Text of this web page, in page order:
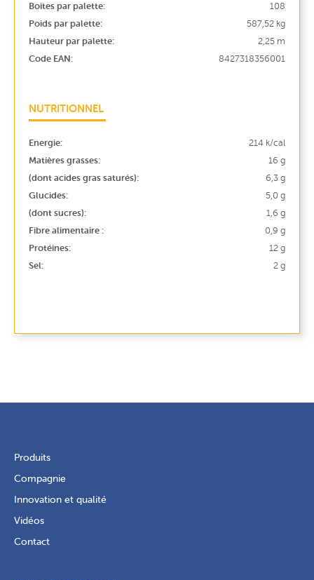
Boites par palette: 108
Poids par palette: 587,52 kg
Hauteur par palette: 2,25 m
Code EAN: 8427318356001
NUTRITIONNEL
Energie: 214 k/cal
Matières grasses: 16 g
(dont acides gras saturés): 6,3 g
Glucides: 5,0 g
(dont sucres): 1,6 g
Fibre alimentaire : 0,9 g
Protéines: 12 g
Sel: 2 g
Produits
Compagnie
Innovation et qualité
Vidéos
Contact